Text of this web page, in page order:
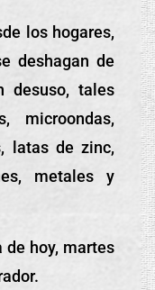
los hogares,
deshagan de
desuso, tales
microondas,
latas de zinc,
metales y
de hoy, martes